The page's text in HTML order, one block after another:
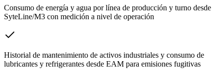
Consumo de energía y agua por línea de producción y turno desde
SyteLine/M3 con medición a nivel de operación
Historial de mantenimiento de activos industriales y consumo de
lubricantes y refrigerantes desde EAM para emisiones fugitivas